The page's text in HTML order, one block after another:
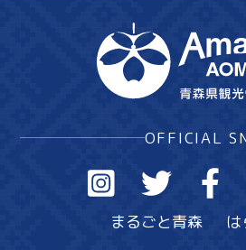
OFFICIAL
まるごと青森 は